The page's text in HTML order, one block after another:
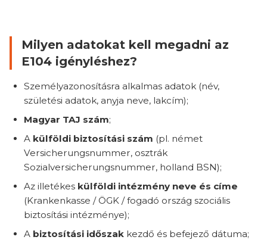
Milyen adatokat kell megadni az
E104 igényléshez?
Személyazonosításra alkalmas adatok (név,
születési adatok, anyja neve, lakcím);
Magyar TAJ szám;
A külföldi biztosítási szám (pl. német
Versicherungsnummer, osztrák
Sozialversicherungsnummer, holland BSN);
Az illetékes külföldi intézmény neve és címe
(Krankenkasse / ÖGK / fogadó ország szociális
biztosítási intézménye);
A biztosítási időszak kezdő és befejező dátuma;